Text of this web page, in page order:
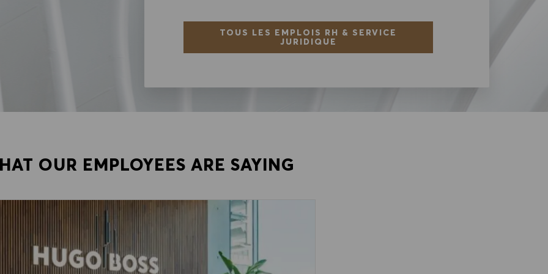
TOUS LES EMPLOIS RH & SERVICE
JURIDIQUE
OUR EMPLOYEES ARE SAYING